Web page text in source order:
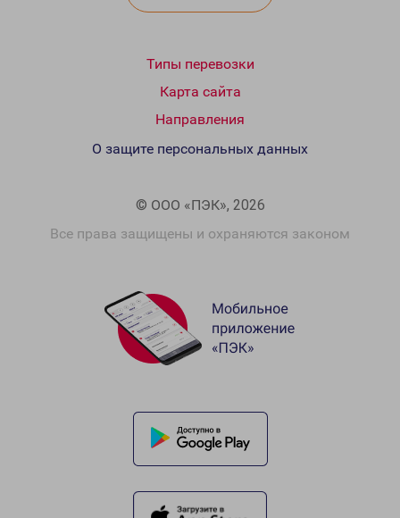
Типы перевозки
Карта сайта
Направления
© ООО «ПЭК», 2026
Все права защищены и охраняются законом
О защите персональных данных